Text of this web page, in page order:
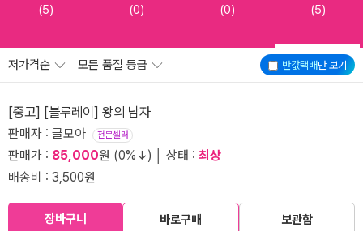
(5) (0) (0) (5)
반값택배만 보기
저가격순 모든 품질 등급
[중고] [블루레이] 왕의 남자
판매자 : 글모아 전문셀러
판매가 : 85,000원 (0%↓) │ 상태 : 최상
배송비 : 3,500원
장바구니 바로구매 보관함